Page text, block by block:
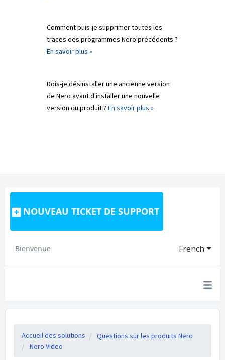
Comment puis-je supprimer toutes les
traces des programmes Nero précédents ?
En savoir plus »
Dois-je désinstaller une ancienne version
de Nero avant d'installer une nouvelle
version du produit ? En savoir plus »
NOUVEAU TICKET DE SUPPORT
French
Bienvenue
Accueil des solutions
Questions sur les produits Nero
Nero Video